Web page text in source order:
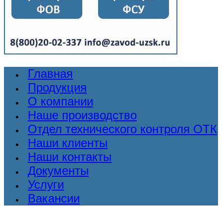
Главная
Продукция
О компании
Наше производство
Отдел технического контроля ОТК
Наши клиенты
Наши контакты
Документы
Услуги
Вакансии